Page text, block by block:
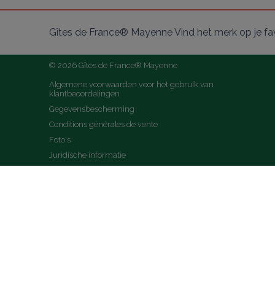
Gîtes de France® Mayenne Vind het merk op je
© 2026 Gîtes de France® Mayenne
Algemene voorwaarden voor het gebruik van
klantbeoordelingen
Gegevensbescherming
Conditions générales de vente
Foto's
Juridische informatie